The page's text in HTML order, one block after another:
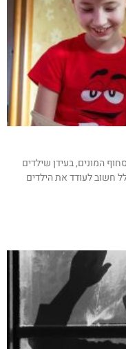
המונים, בעידן שילדים
חשוב לעודד את הילדים